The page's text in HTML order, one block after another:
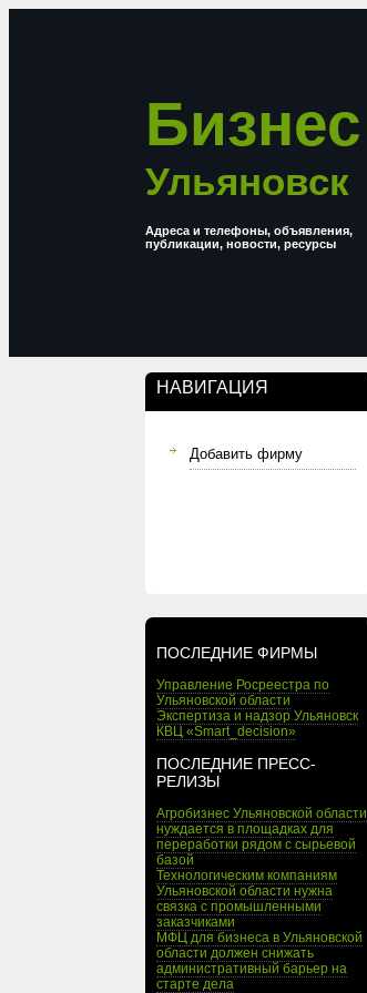
Бизнес
Ульяновск
Адреса и телефоны, объявления,
публикации, новости, ресурсы
НАВИГАЦИЯ
Добавить фирму
ПОСЛЕДНИЕ ФИРМЫ
Управление Росреестра по
Ульяновской области
Экспертиза и надзор Ульяновск
КВЦ «Smart_decision»
ПОСЛЕДНИЕ ПРЕСС-
РЕЛИЗЫ
Агробизнес Ульяновской области
нуждается в площадках для
переработки рядом с сырьевой
базой
Технологическим компаниям
Ульяновской области нужна
связка с промышленными
заказчиками
МФЦ для бизнеса в Ульяновской
области должен снижать
административный барьер на
старте дела